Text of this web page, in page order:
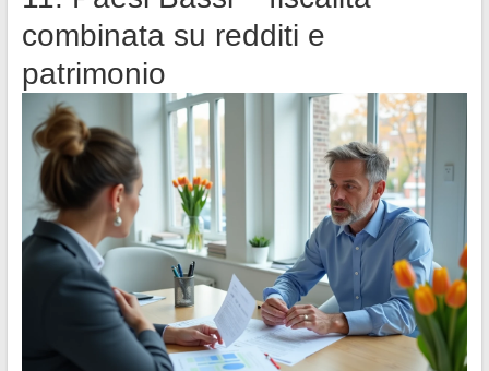
combinata su redditi e
patrimonio